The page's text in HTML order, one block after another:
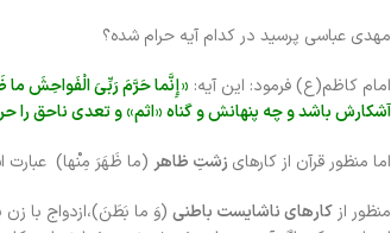
مهدى عباسی پرسید در کدام آیه حرام شده؟
امام کاظم(ع) فرمود: این آیه: «إِنَّما حَرَّمَ رَبِّیَ الْفَواحِشَ ما
آشکارش باشد و چه پنهانش و گناه «اثم» و تعدى ناحق را
اما منظور قرآن از کارهاى زشتِ ظاهر (ما ظَهَرَ مِنْها) عبارت
منظور از کارهاى ناشایست باطنى (وَ ما بَطَنَ)،ازدواج با